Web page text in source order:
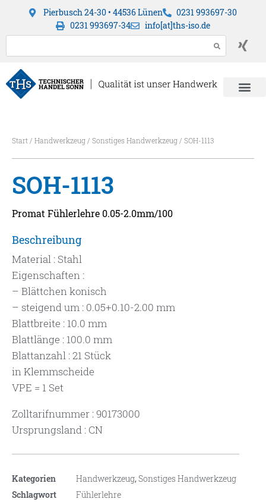
Pierbusch 24-30 • 44536 Lünen
0231 993697-30
0231 993697-34
info[at]ths-iso.de
Start/ Handwerkzeug/ Sonstiges Handwerkzeug/ SOH-1113
SOH-1113
Promat Fühlerlehre 0.05-2.0mm/100
Beschreibung
Material : Stahl
Eigenschaften :
– Blättchen konisch
– steigend um : 0.05+0.10-2.00 mm
Blattbreite : 10.0 mm
Blattlänge : 100.0 mm
Blattanzahl : 21 Stück
in Klemmscheide
VPE = 1 Set
Zolltarifnummer : 90173000
Ursprungsland : CN
Kategorien Handwerkzeug,Sonstiges Handwerkzeug
Schlagwort
Fühlerlehre